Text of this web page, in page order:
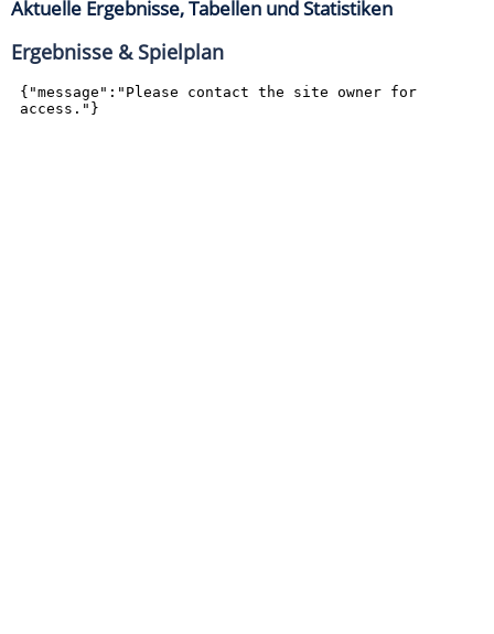
Aktuelle Ergebnisse, Tabellen und Statistiken
Ergebnisse & Spielplan